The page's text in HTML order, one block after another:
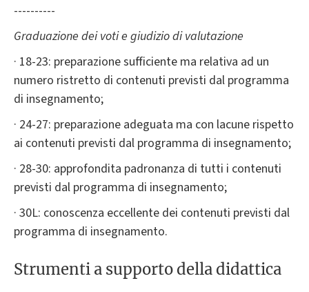
----------
Graduazione dei voti e giudizio di valutazione
· 18-23: preparazione sufficiente ma relativa ad un
numero ristretto di contenuti previsti dal programma
di insegnamento;
· 24-27: preparazione adeguata ma con lacune rispetto
ai contenuti previsti dal programma di insegnamento;
· 28-30: approfondita padronanza di tutti i contenuti
previsti dal programma di insegnamento;
· 30L: conoscenza eccellente dei contenuti previsti dal
programma di insegnamento.
Strumenti a supporto della didattica